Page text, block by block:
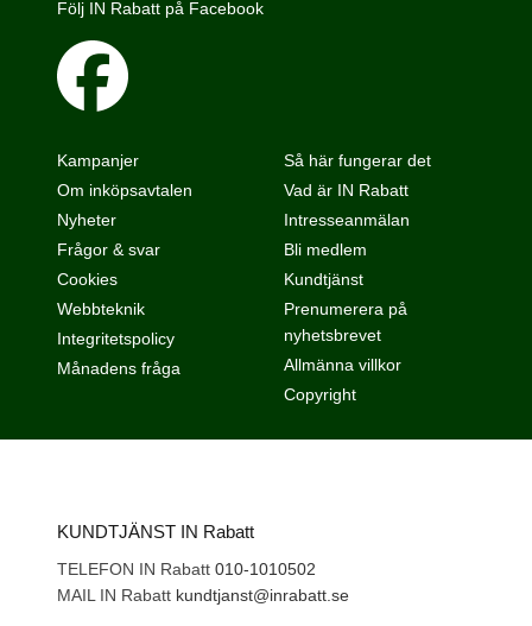
Följ IN Rabatt på Facebook
Kampanjer
Om inköpsavtalen
Nyheter
Frågor & svar
Så här fungerar det
Vad är IN Rabatt
Intresseanmälan
Bli medlem
Cookies
Webbteknik
Integritetspolicy
Månadens fråga
Kundtjänst
Prenumerera på
nyhetsbrevet
Allmänna villkor
Copyright
KUNDTJÄNST IN Rabatt
TELEFON IN Rabatt 010-1010502
MAIL IN Rabatt kundtjanst@inrabatt.se